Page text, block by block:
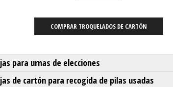
COMPRAR TROQUELADOS DE CARTÓN
para urnas de elecciones
de cartón para recogida de pilas usadas